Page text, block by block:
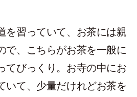
を習っていて、お茶には親
で、こちらがお茶を一般に
てびっくり。お寺の中にお
いて、少量だけれどお茶を